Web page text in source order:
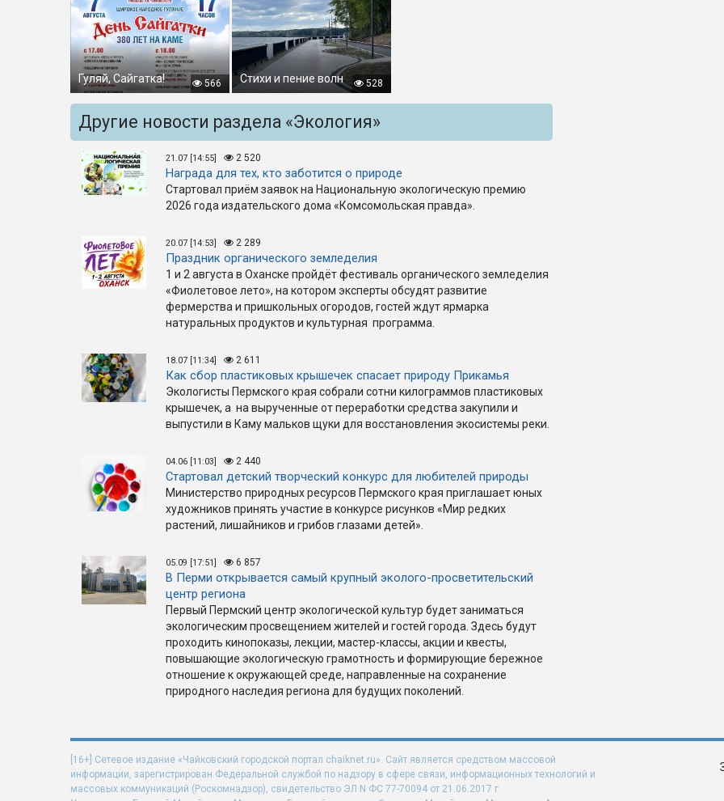
Гуляй, Сайгатка! 566 Стихи и пение волн 528
Другие новости раздела «Экология»
21.07 [14:55] 2 520
Награда для тех, кто заботится о природе
Стартовал приём заявок на Национальную экологическую премию
2026 года издательского дома «Комсомольская правда».
20.07 [14:53] 2 289
Праздник органического земледелия
1 и 2 августа в Оханске пройдёт фестиваль органического земледелия
«Фиолетовое лето», на котором эксперты обсудят развитие
фермерства и пришкольных огородов, гостей ждут ярмарка
натуральных продуктов и культурная программа.
18.07 [11:34] 2 611
Как сбор пластиковых крышечек спасает природу Прикамья
Экологисты Пермского края собрали сотни килограммов пластиковых
крышечек, а на вырученные от переработки средства закупили и
выпустили в Каму мальков щуки для восстановления экосистемы реки.
04.06 [11:03] 2 440
Стартовал детский творческий конкурс для любителей природы
Министерство природных ресурсов Пермского края приглашает юных
художников принять участие в конкурсе рисунков «Мир редких
растений, лишайников и грибов глазами детей».
05.09 [17:51] 6 857
В Перми открывается самый крупный эколого-просветительский
центр региона
Первый Пермский центр экологической культур будет заниматься
экологическим просвещением жителей и гостей города. Здесь будут
проходить кинопоказы, лекции, мастер-классы, акции и квесты,
повышающие экологическую грамотность и формирующие бережное
отношение к окружающей среде, направленные на сохранение
природного наследия региона для будущих поколений.
[16+] Сетевое издание «Чайковский городской портал chaiknet.ru». Сайт является средством массовой
информации, зарегистрирован Федеральной службой по надзору в сфере связи, информационных технологий и
массовых коммуникаций (Роскомнадзор), свидетельство ЭЛ N ФС 77-70094 от 21.06.2017 г.